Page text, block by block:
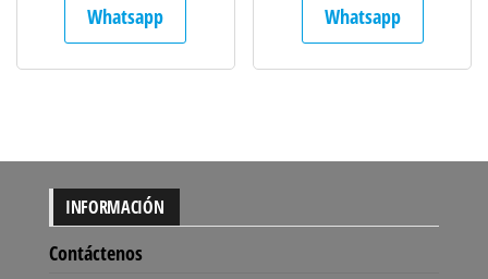
Whatsapp Whatsapp
INFORMACIÓN
Contáctenos